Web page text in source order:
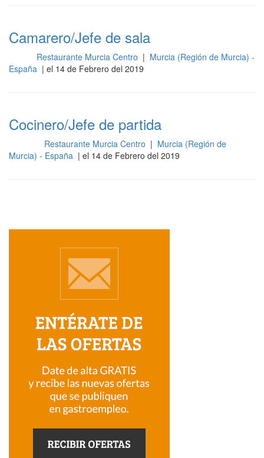
Camarero/Jefe de sala
Restaurante Murcia Centro | Murcia (Región de Murcia) -
España | el 14 de Febrero del 2019
Cocinero/Jefe de partida
Restaurante Murcia Centro | Murcia (Región de
Murcia) - España | el 14 de Febrero del 2019